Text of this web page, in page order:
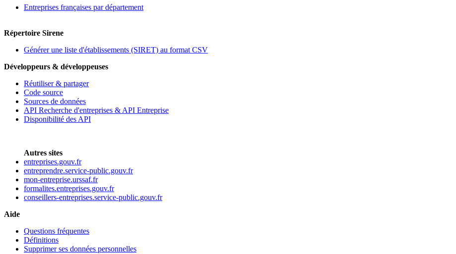
Entreprises françaises par département
Répertoire Sirene
Générer une liste d'établissements (SIRET) au format CSV
Développeurs & développeuses
Réutiliser & partager
Code source
Sources de données
API Recherche d'entreprises & API Entreprise
Disponibilité des API
Autres sites
entreprises.gouv.fr
entreprendre.service-public.gouv.fr
mon-entreprise.urssaf.fr
formalites.entreprises.gouv.fr
conseillers-entreprises.service-public.gouv.fr
Aide
Questions fréquentes
Définitions
Supprimer ses données personnelles